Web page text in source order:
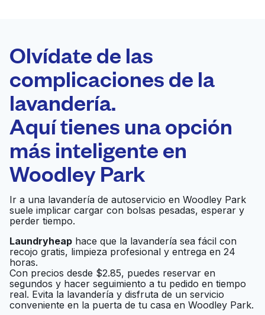
Laundryheap.com
Programa tu recogida
0 min
Recojo y entrega
casa
Abierto 24/7
Custom Cleaners Inc Ir al sitio web
Uptown Cleaners Ir al sitio web
The Press Dry
Cleaning & Laundry
Ir al sitio web
Olvídate de las
complicaciones de la
lavandería.
Aquí tienes una opción
más inteligente en
Woodley Park
Ir a una lavandería de autoservicio en Woodley Park
suele implicar cargar con bolsas pesadas, esperar y
perder tiempo.
Laundryheap hace que la lavandería sea fácil con
recojo gratis, limpieza profesional y entrega en 24
horas.
Con precios desde $2.85, puedes reservar en
segundos y hacer seguimiento a tu pedido en tiempo
real. Evita la lavandería y disfruta de un servicio
conveniente en la puerta de tu casa en Woodley Park.